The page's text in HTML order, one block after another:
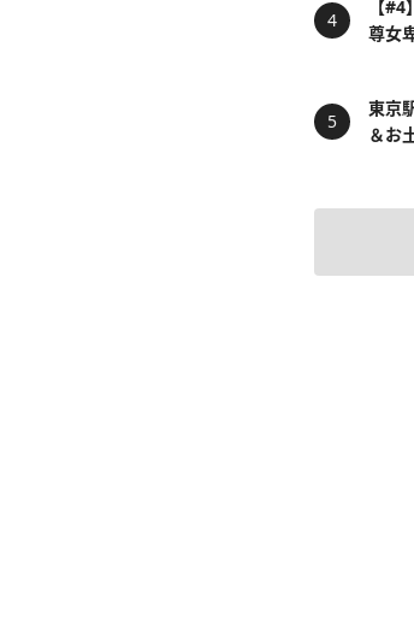
【
尊女
東京
＆お